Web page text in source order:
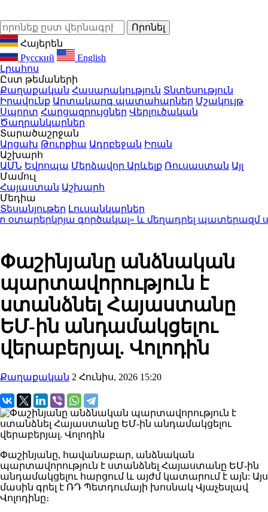
Հայերեն
Русский
English
Լրահոս
Ըստ թեմաների
Քաղաքական Հասարակություն Տնտեսություն
Իրավունք Արտակարգ պատահարներ Մշակույթ
Սպորտ Հարցազրույցներ Վերլուծական
Ծաղրանկարներ
Տարածաշրջան
Արցախ Թուրքիա Ադրբեջան Իրան
Աշխարհ
ԱՄՆ Եվրոպա Մերձավոր Արևելք Ռուսաստան Այլ
Մամուլ
Հայաստան Աշխարհ
Մեդիա
Տեսանյութեր Լուսանկարներ
գործակալ» և մեղադրել պատերազմ
Փաշինյանը անձնական
պարտավորություն է
ստանձնել Հայաստանը
ԵՄ-ին անդամակցելու
վերաբերյալ. Վոլոդին
Քաղաքական 2 Հունիս, 2026 15:20
Փաշինյանը, հավանաբար, անձնական
պարտավորություն է ստանձնել Հայաստանը ԵՄ-ին
անդամակցելու հարցում և այժմ կատարում է այն: Այս
մասին գրել է ՌԴ Պետդումայի խոսնակ Վյաչեսլավ
Վոլոդինը։